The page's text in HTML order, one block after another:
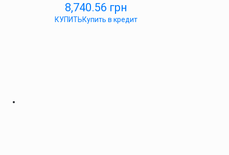
8,740.56 грн
КУПИТЬКупить в кредит